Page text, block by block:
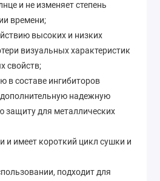
и не изменяет степень
времени;
высоких и низких
визуальных характеристик
свойств;
в составе ингибиторов
дополнительную надежную
защиту для металлических
и имеет короткий цикл сушки и
подходит для